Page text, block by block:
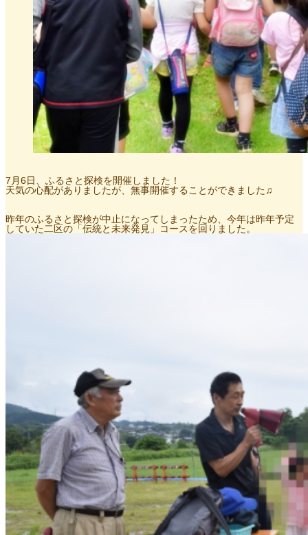
7月6日、ふるさと探検を開催しました！
天気の心配がありましたが、無事開催することができました♫
昨年のふるさと探検が中止になってしまったため、今年は昨年予定
していた二区の「伝統と未来発見」コースを回りました。